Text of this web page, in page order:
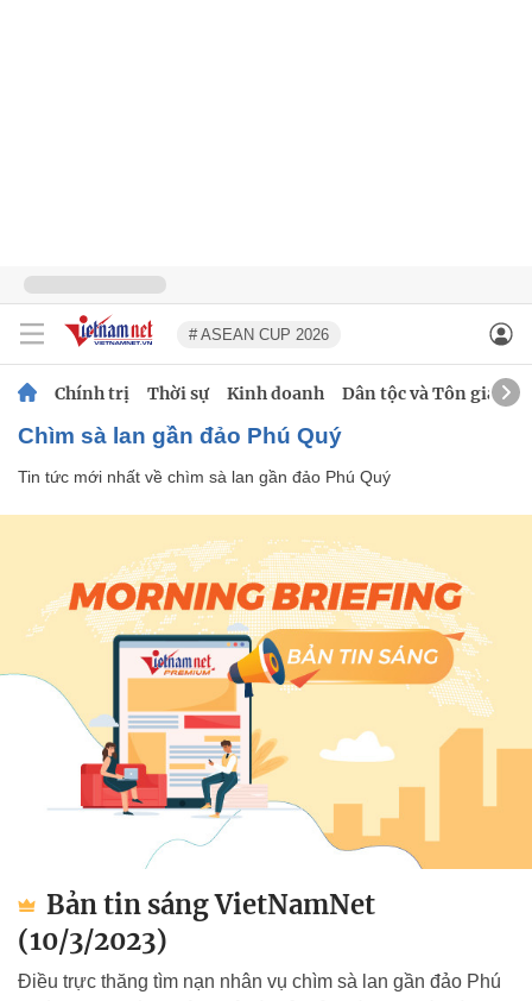
# ASEAN CUP 2026
Chính trị Thời sự Kinh doanh Dân tộc và Tôn giáo
chìm sà lan gần đảo Phú Quý
Tin tức mới nhất về chìm sà lan gần đảo Phú Quý
Bản tin sáng VietNamNet
(10/3/2023)
Điều trực thăng tìm nạn nhân vụ chìm sà lan gần đảo Phú